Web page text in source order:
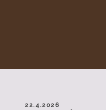
22.4.2026